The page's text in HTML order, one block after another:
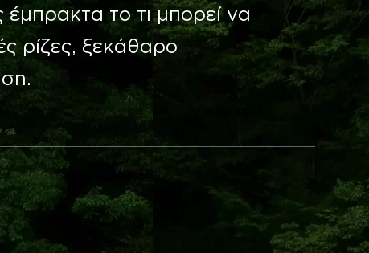
το τι μπορεί να
ρίζες, ξεκάθαρο